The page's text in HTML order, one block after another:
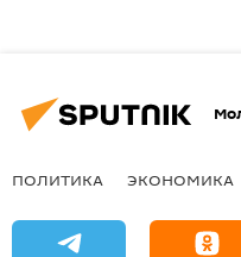
ПОЛИТИКА ЭКОНОМИКА